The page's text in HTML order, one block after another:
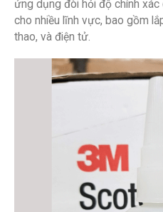
ứng dụng đòi hỏi độ chính xác
cho nhiều lĩnh vực, bao gồm
thao, và điện tử.